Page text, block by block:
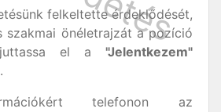
felkeltette érdeklődését,
szakmai önéletrajzát a pozíció
juttassa el a "Jelentkezem"
telefonon az